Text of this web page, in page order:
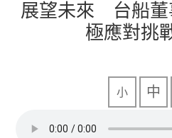
展望未來 台船董
極應對挑
小 中